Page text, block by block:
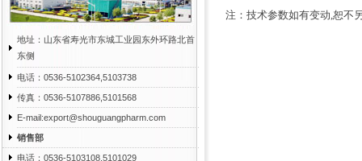
地址：山东省寿光市东城工业园东外环路北首
东侧
电话：0536-5102364,5103738
传真：0536-5107886,5101568
E-mail:export@shouguangpharm.com
销售部
电话：0536-5103108,5101029
注：技术参数如有变动,恕不